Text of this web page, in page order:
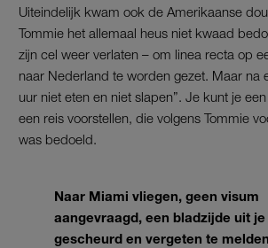
Uiteindelijk kwam ook de Amerikaanse
Tommie het allemaal heus niet kwaad
zijn cel weer verlaten – om linea recta op
naar Nederland te worden gezet. Maar na
uur niet eten en niet slapen”. Je kunt je
een reis voorstellen, die volgens Tommie
was bedoeld.
Naar Miami vliegen, geen visum
aangevraagd, een bladzijde uit
gescheurd en vergeten te